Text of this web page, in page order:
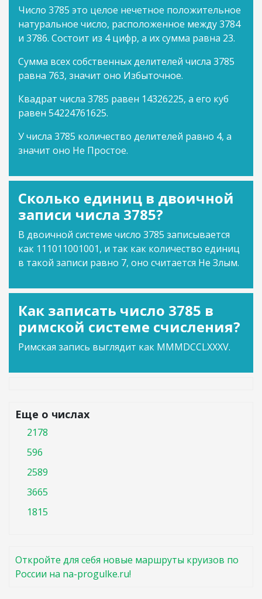
Число 3785 это целое нечетное положительное
натуральное число, расположенное между 3784
и 3786. Состоит из 4 цифр, а их сумма равна 23.
Сумма всех собственных делителей числа 3785
равна 763, значит оно Избыточное.
Квадрат числа 3785 равен 14326225, а его куб
равен 54224761625.
У числа 3785 количество делителей равно 4, а
значит оно Не Простое.
Сколько единиц в двоичной
записи числа 3785?
В двоичной системе число 3785 записывается
как 111011001001, и так как количество единиц
в такой записи равно 7, оно считается Не Злым.
Как записать число 3785 в
римской системе счисления?
Римская запись выглядит как MMMDCCLXXXV.
Еще о числах
2178
596
2589
3665
1815
Откройте для себя новые маршруты круизов по
России на na-progulke.ru!